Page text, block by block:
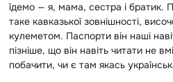
їдемо — я, мама, сестра і братик.
таке кавказької зовнішності,
кулеметом. Паспорти він наші
пізніше, що він навіть читати не
побачити, чи є там якась